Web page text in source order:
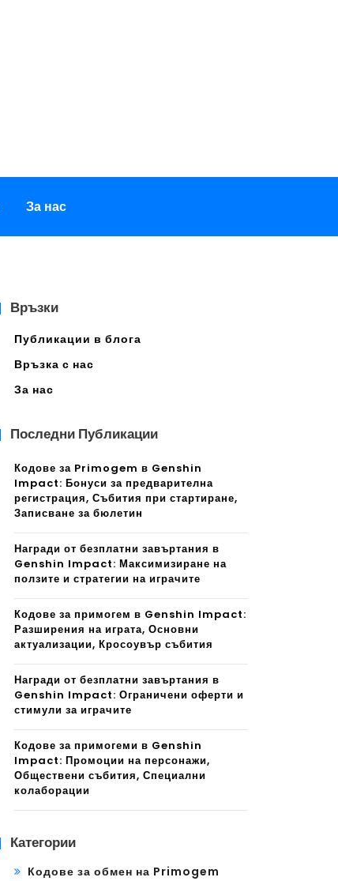
За нас
Връзки
Публикации в блога
Връзка с нас
За нас
Последни Публикации
Кодове за Primogem в Genshin
Impact: Бонуси за предварителна
регистрация, Събития при стартиране,
Записване за бюлетин
Награди от безплатни завъртания в
Genshin Impact: Максимизиране на
ползите и стратегии на играчите
Кодове за примогем в Genshin Impact:
Разширения на играта, Основни
актуализации, Кросоувър събития
Награди от безплатни завъртания в
Genshin Impact: Ограничени оферти и
стимули за играчите
Кодове за примогеми в Genshin
Impact: Промоции на персонажи,
Обществени събития, Специални
колаборации
Категории
Кодове за обмен на Primogem